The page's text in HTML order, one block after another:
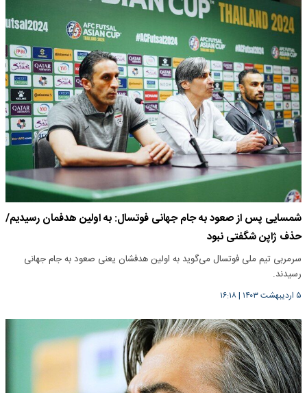
شمسایی پس از صعود به جام جهانی فوتسال: به اولین هدفمان رسیدیم/
حذف ژاپن شگفتی نبود
سرمربی تیم ملی فوتسال می‌گوید به اولین هدفشان یعنی صعود به جام جهانی
رسیدند.
۵ اردیبهشت ۱۴۰۳ |۱۶:۱۸